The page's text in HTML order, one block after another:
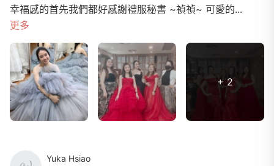
幸福感的首先我們都好感謝禮服秘書 ~禎禎~ 可愛的...
更多
+ 2
Yuka Hsiao